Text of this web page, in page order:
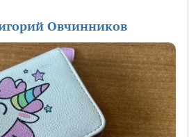
Овчинников